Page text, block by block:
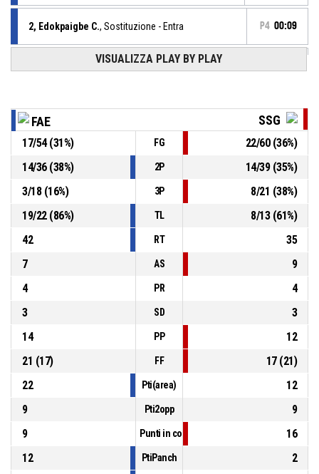
2, Edokpaigbe C., Sostituzione - Entra P4 00:09
, Sostituzione - Esce
0, Franceschelli F., Sostituzione - Entra
6, Tagliamento M. , Sostituzione - Esce P4 00:09
7, Peresson A. , Sostituzione - Esce P4 00:09
VISUALIZZA PLAY BY PLAY
FAE SSG
17/54(31%) FG 22/60(36%)
14/36(38%) 2P 14/39(35%)
3/18(16%) 3P 8/21 (38%)
19/22(86%) TL 8/13(61%)
42
RT
35
7
AS
9
4
PR
4
3
SD
3
14
PP
12
21 (17) FF 17(21)
22
Pti(area)
12
9
Pti2opp
9
9
Punti in contropiede
16
12
PtiPanch
2